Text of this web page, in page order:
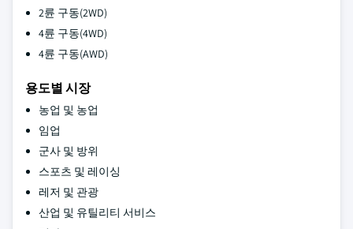
2륜 구동(2WD)
4륜 구동(4WD)
4륜 구동(AWD)
용도별 시장
농업 및 농업
임업
군사 및 방위
스포츠 및 레이싱
레저 및 관광
산업 및 유틸리티 서비스